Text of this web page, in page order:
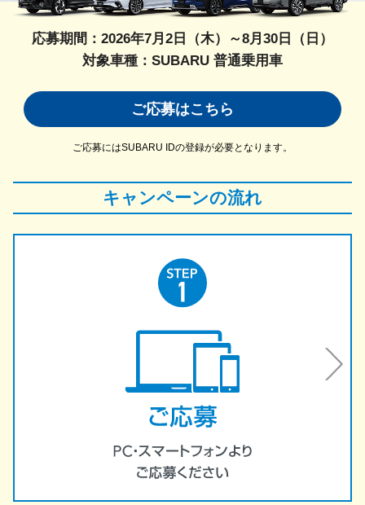
応募期間：2026年7月2日（木）～8月30日（日）
対象車種：SUBARU 普通乗用車
ご応募はこちら
ご応募にはSUBARU IDの登録が必要となります。
キャンペーンの流れ